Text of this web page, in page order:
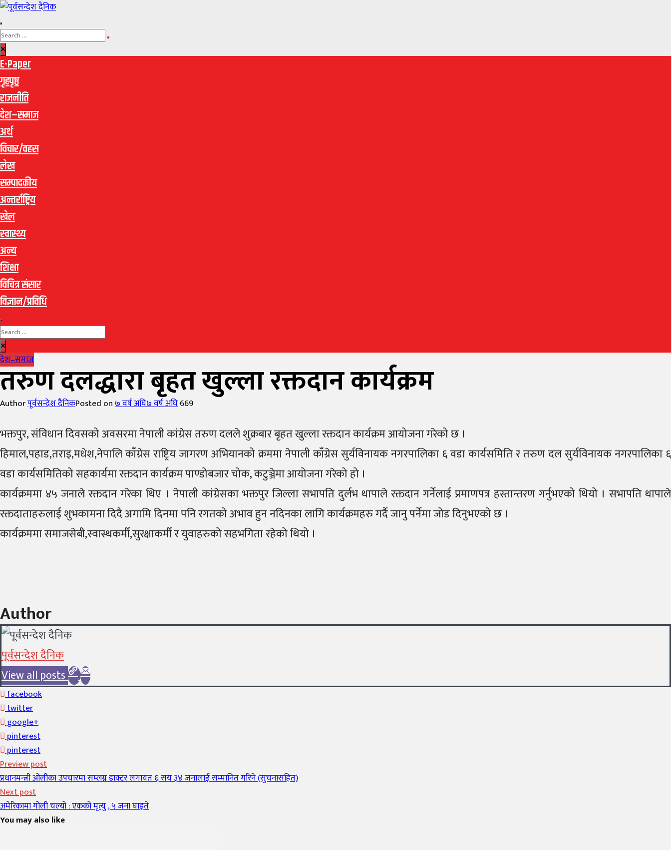
E-Paper
गृहपृष्ठ
राजनीति
देश–समाज
अर्थ
विचार/वहस
लेख
सम्पादकीय
अन्तर्राष्ट्रिय
खेल
स्वास्थ्य
अन्य
शिक्षा
विचित्र संसार
विज्ञान/प्रविधि
देश–समाज
तरुण दलद्धारा बृहत खुल्ला रक्तदान कार्यक्रम
Authorपूर्वसन्देश दैनिकPosted on७ वर्ष अघि७ वर्ष अघि669
भक्तपुर, संविधान दिवसको अवसरमा नेपाली कांग्रेस तरुण दलले शुक्रबार बृहत खुल्ला रक्तदान कार्यक्रम आयोजना गरेको छ ।
हिमाल,पहाड,तराइ,मधेश,नेपालि काँग्रेस राष्ट्रिय जागरण अभियानको क्रममा नेपाली काँग्रेस सुर्यविनायक नगरपालिका ६ वडा कार्यसमिति र तरुण दल सुर्यविनायक नगरपालिका ६
वडा कार्यसमितिको सहकार्यमा रक्तदान कार्यक्रम पाण्डोबजार चोक, कटुञ्जेमा आयोजना गरेको हो ।
कार्यक्रममा ४५ जनाले रक्तदान गरेका थिए । नेपाली कांग्रेसका भक्तपुर जिल्ला सभापति दुर्लभ थापाले रक्तदान गर्नेलाई प्रमाणपत्र हस्तान्तरण गर्नुभएको थियो । सभापति थापाले
रक्तदाताहरुलाई शुभकामना दिदै अगामि दिनमा पनि रगतको अभाव हुन नदिनका लागि कार्यक्रमहरु गर्दै जानु पर्नेमा जोड दिनुभएको छ ।
कार्यक्रममा समाजसेबी,स्वास्थकर्मी,सुरक्षाकर्मी र युवाहरुको सहभगिता रहेको थियो ।
Author
पूर्वसन्देश दैनिक
View all posts
facebook
twitter
google+
pinterest
pinterest
Preview post
प्रधानमन्त्री ओलीका उपचारमा सम्लग्न डाक्टर लगायत ६ सय ३४ जनालाई सम्मानित गरिने (सुचनासहित)
Next post
अमेरिकामा गोली चल्यो : एकको मृत्यु , ५ जना घाइते
You may also like